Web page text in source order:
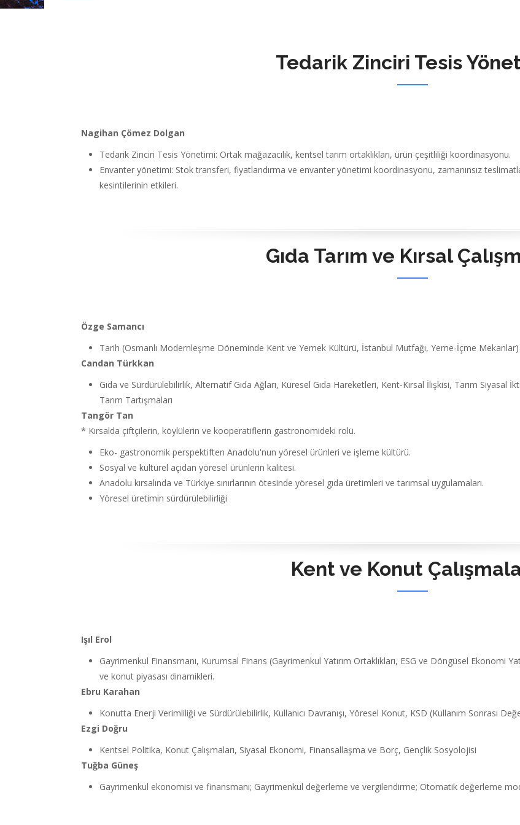
Tedarik Zinciri Tesis
Nagihan Çömez Dolgan
Tedarik Zinciri Tesis Yönetimi: Ortak mağazacılık, kentsel tarım ortaklıkları, ürün çeşitliliği koordinasyonu.
Envanter yönetimi: Stok transferi, fiyatlandırma ve envanter yönetimi koordinasyonu, zamanınsız
kesintilerinin etkileri.
Gıda Tarım ve Kırsal
Özge Samancı
Tarih (Osmanlı Modernleşme Döneminde Kent ve Yemek Kültürü, İstanbul Mutfağı, Yeme-İçme Mekanlar)
Candan Türkkan
Gıda ve Sürdürülebilirlik, Alternatif Gıda Ağları, Küresel Gıda Hareketleri, Kent-Kırsal İlişkisi, Tarım Siyasal
Tarım Tartışmaları
Tangör Tan
* Kırsalda çiftçilerin, köylülerin ve kooperatiflerin gastronomideki rolü.
Eko- gastronomik perspektiften Anadolu'nun yöresel ürünleri ve işleme kültürü.
Sosyal ve kültürel açıdan yöresel ürünlerin kalitesi.
Anadolu kırsalında ve Türkiye sınırlarının ötesinde yöresel gıda üretimleri ve tarımsal uygulamaları.
Yöresel üretimin sürdürülebilirliği
Kent ve Konut
Işıl Erol
Gayrimenkul Finansmanı, Kurumsal Finans (Gayrimenkul Yatırım Ortaklıkları, ESG ve Döngüsel Ekonomi
ve konut piyasası dinamikleri.
Ebru Karahan
Konutta Enerji Verimliliği ve Sürdürülebilirlik, Kullanıcı Davranışı, Yöresel Konut, KSD (Kullanım Sonrası
Ezgi Doğru
Kentsel Politika, Konut Çalışmaları, Siyasal Ekonomi, Finansallaşma ve Borç, Gençlik Sosyolojisi
Tuğba Güneş
Gayrimenkul ekonomisi ve finansmanı; Gayrimenkul değerleme ve vergilendirme; Otomatik değerleme